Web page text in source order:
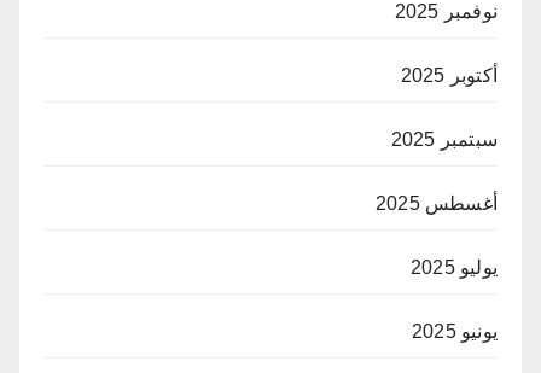
نوفمبر 2025
أكتوبر 2025
سبتمبر 2025
أغسطس 2025
يوليو 2025
يونيو 2025